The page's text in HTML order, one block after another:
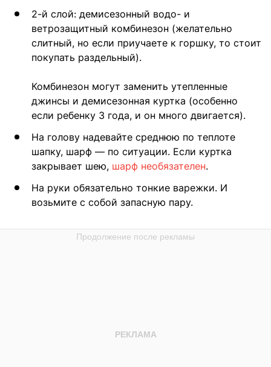
2-й слой: демисезонный водо- и
ветрозащитный комбинезон (желательно
слитный, но если приучаете к горшку, то стоит
покупать раздельный).
Комбинезон могут заменить утепленные
джинсы и демисезонная куртка (особенно
если ребенку 3 года, и он много двигается).
На голову надевайте среднюю по теплоте
шапку, шарф — по ситуации. Если куртка
закрывает шею, шарф необязателен.
На руки обязательно тонкие варежки. И
возьмите с собой запасную пару.